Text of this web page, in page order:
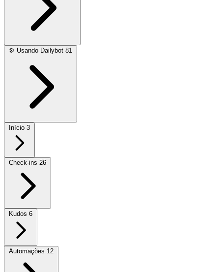
⚙️ Usando Dailybot 81
Início 3
Check-ins 26
Kudos 6
Automações 12